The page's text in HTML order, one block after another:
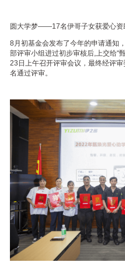
圆大学梦——17名伊哥子女获爱心资
8月初基金会发布了今年的申请通知
部评审小组进过初步审核后,上交给“
23日上午召开评审会议，最终经评
名通过评审。